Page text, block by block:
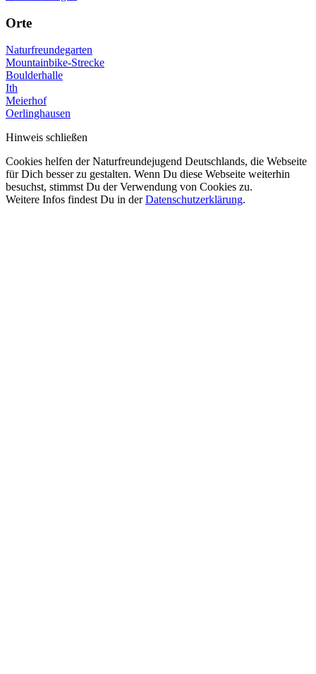
Orte
Naturfreundegarten
Mountainbike-Strecke
Boulderhalle
Ith
Meierhof
Oerlinghausen
Hinweis schließen
Cookies helfen der Naturfreundejugend Deutschlands, die Webseite
für Dich besser zu gestalten. Wenn Du diese Webseite weiterhin
besuchst, stimmst Du der Verwendung von Cookies zu.
Weitere Infos findest Du in derDatenschutzerklärung.